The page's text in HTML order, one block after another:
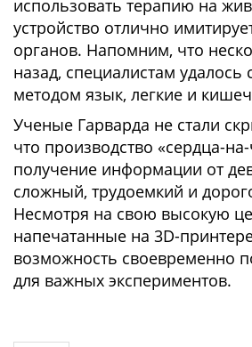
использовать терапию на
устройство отлично
органов. Напомним, что
назад, специалистам удалось
методом язык, легкие и
Ученые Гарварда не стали
что производство «сердца-
получение информации от
сложный, трудоемкий и
Несмотря на свою высокую
напечатанные на 3D-
возможность своевременно
для важных экспериментов.